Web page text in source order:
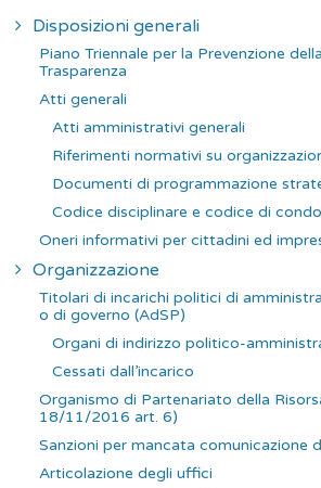
Disposizioni generali
Piano Triennale per la Prevenzione
Trasparenza
Atti generali
Atti amministrativi generali
Riferimenti normativi su
Documenti di programmazione
Codice disciplinare e codice di
Oneri informativi per cittadini ed
Organizzazione
Titolari di incarichi politici di
o di governo (AdSP)
Organi di indirizzo politico-
Cessati dall’incarico
Organismo di Partenariato della
18/11/2016 art. 6)
Sanzioni per mancata comunicazione
Articolazione degli uffici